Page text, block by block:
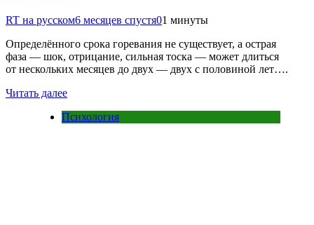
RT на русском6 месяцев спустя01 минуты
Определённого срока горевания не существует, а острая
фаза — шок, отрицание, сильная тоска — может длиться
от нескольких месяцев до двух — двух с половиной лет….
Читать далее
Психология